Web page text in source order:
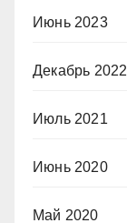
Июнь 2023
Декабрь 2022
Июль 2021
Июнь 2020
Май 2020